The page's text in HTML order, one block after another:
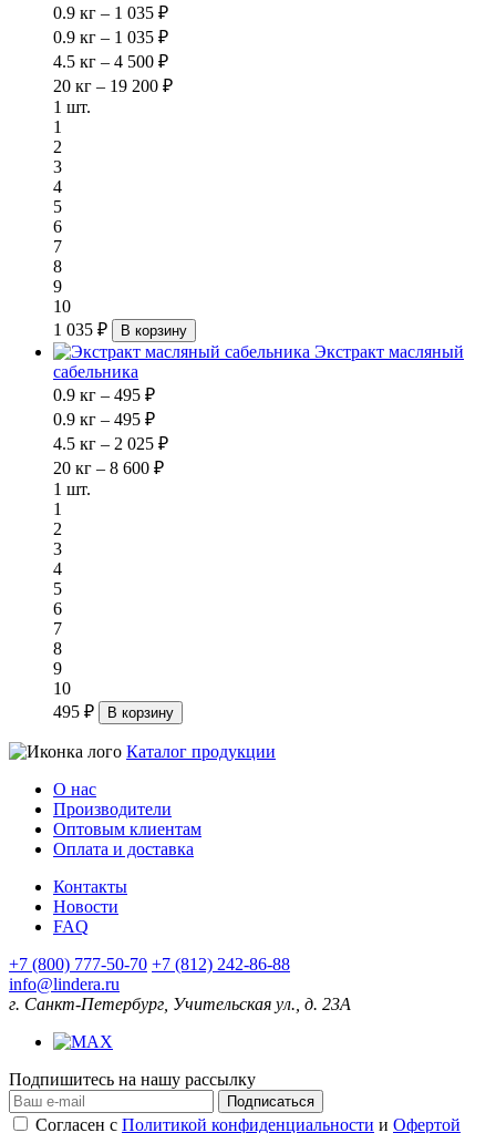
0.9 кг – 1 035 ₽
0.9 кг – 1 035 ₽
4.5 кг – 4 500 ₽
20 кг – 19 200 ₽
1 шт.
1
2
3
4
5
6
7
8
9
10
1 035 ₽
В корзину
Экстракт масляный
сабельника
0.9 кг – 495 ₽
0.9 кг – 495 ₽
4.5 кг – 2 025 ₽
20 кг – 8 600 ₽
1 шт.
1
2
3
4
5
6
7
8
9
10
495 ₽
В корзину
Каталог продукции
О нас
Производители
Оптовым клиентам
Оплата и доставка
Контакты
Новости
FAQ
+7 (800) 777-50-70 +7 (812) 242-86-88
info@lindera.ru
г. Санкт-Петербург, Учительская ул., д. 23А
Подпишитесь на нашу рассылку
Подписаться
Согласен с Политикой конфиденциальности и Офертой